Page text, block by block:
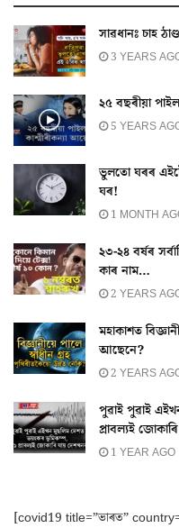
সাৱধানঃ চাহ
3 YEARS
২৫ বছৰীয়া
5 YEARS
ভুলতো ঘৰৰ
ঘৰ!
1 MONTH
২৩-২৪ বৰ্ষৰ
কাৰ নাম…
2 YEARS
মহাকাশত
আছেনে?
2 YEARS
পুৱাই পুৱাই
প্ৰাবল্যই
1 YEAR AGO
[covid19 title=”ভাৰত”